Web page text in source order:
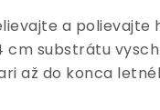
a polievajte
cm substrátu
až do konca